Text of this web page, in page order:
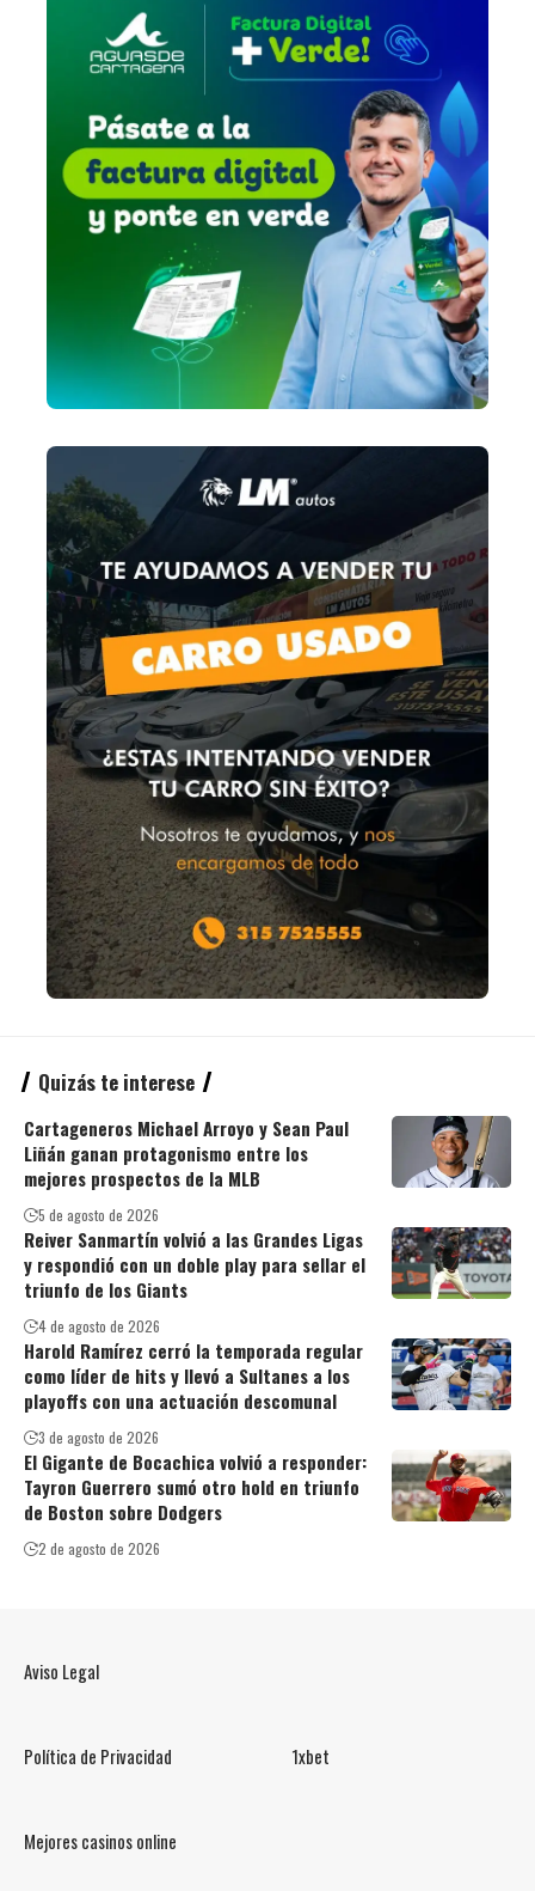
Quizás te interese
Cartageneros Michael Arroyo y Sean Paul
Liñán ganan protagonismo entre los
mejores prospectos de la MLB
5 de agosto de 2026
Reiver Sanmartín volvió a las Grandes Ligas
y respondió con un doble play para sellar el
triunfo de los Giants
4 de agosto de 2026
Harold Ramírez cerró la temporada regular
como líder de hits y llevó a Sultanes a los
playoffs con una actuación descomunal
3 de agosto de 2026
El Gigante de Bocachica volvió a responder:
Tayron Guerrero sumó otro hold en triunfo
de Boston sobre Dodgers
2 de agosto de 2026
Aviso Legal
Política de Privacidad 1xbet
Mejores casinos online